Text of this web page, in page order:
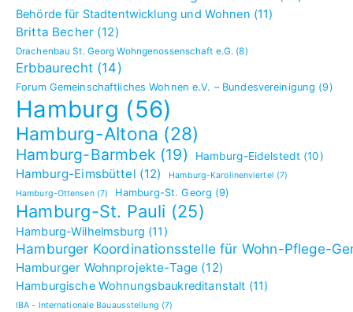
Behörde für Stadtentwicklung und Wohnen (11)
Britta Becher(12)
Drachenbau St. Georg Wohngenossenschaft e.G. (8)
Erbbaurecht(14)
Forum Gemeinschaftliches Wohnen e.V. – Bundesvereinigung (9)
Hamburg (56)
Hamburg-Altona (28)
Hamburg-Barmbek (19) Hamburg-Eidelstedt (10)
Hamburg-Eimsbüttel (12) Hamburg-Karolinenviertel (7)
Hamburg-Ottensen(7) Hamburg-St. Georg (9)
Hamburg-St. Pauli (25)
Hamburg-Wilhelmsburg (11)
Hamburger Koordinationsstelle für Wohn-Pflege-
Hamburger Wohnprojekte-Tage (12)
Hamburgische Wohnungsbaukreditanstalt (11)
IBA - Internationale Bauausstellung (7)